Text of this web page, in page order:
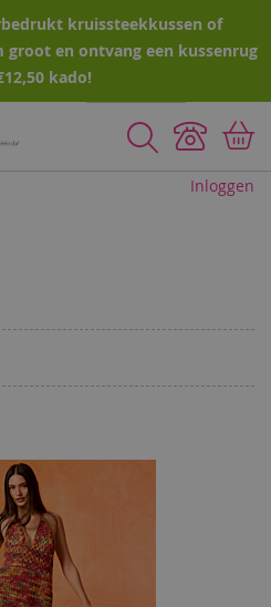
kruissteekkussen of
groot en ontvang een kussenrug
kado!
Zoeken
Inloggen